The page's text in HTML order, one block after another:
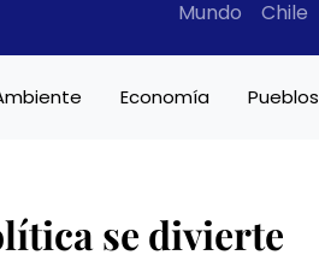
Mundo Chile
Economía Pueblos
se divierte